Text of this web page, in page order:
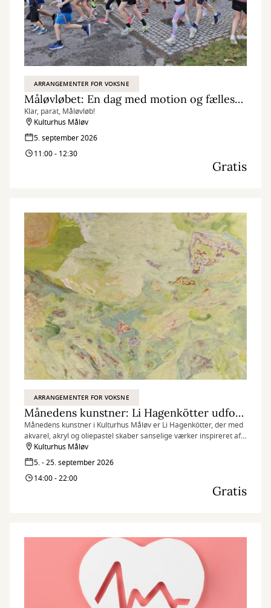
ARRANGEMENTER FOR VOKSNE
Måløvløbet: En dag med motion og fællesskab
Klar, parat, Måløvløb!
Kulturhus Måløv
5. september 2026
11:00 - 12:30
Gratis
ARRANGEMENTER FOR VOKSNE
Månedens kunstner: Li Hagenkötter udforsker naturens former og indre landskaber
Månedens kunstner i Kulturhus Måløv er Li Hagenkötter, der med
akvarel, akryl og oliepastel skaber sanselige værker inspireret af
naturens former og indre landskaber.
Kulturhus Måløv
5. - 25. september 2026
14:00 - 22:00
Gratis